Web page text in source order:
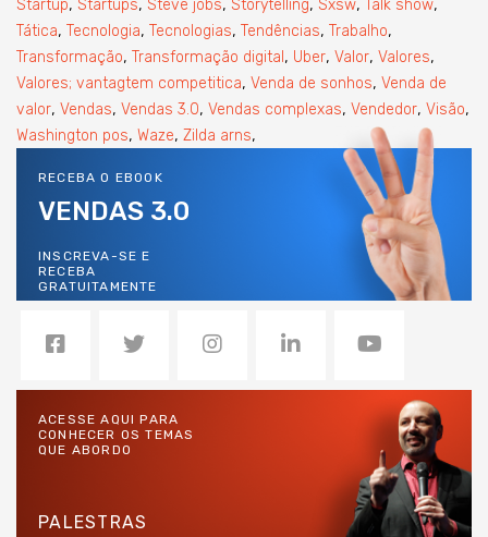
Startup Startups Steve jobs Storytelling Sxsw Talk show
Tática, Tecnologia, Tecnologias, Tendências, Trabalho,
Transformação, Transformação digital , Uber, Valor, Valores,
Valores; vantagtem competitica, Venda de sonhos, Venda de
valor, Vendas, Vendas 3.0, Vendas complexas, Vendedor, Visão,
Washington pos, Waze, Zilda arns,
RECEBA O EBOOK
VENDAS 3.0
INSCREVA-SE E
RECEBA
GRATUITAMENTE
ACESSE AQUI PARA
CONHECER OS TEMAS
QUE ABORDO
PALESTRAS